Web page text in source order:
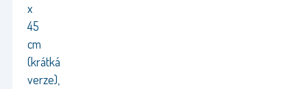
x
45
cm
(krátká
verze),